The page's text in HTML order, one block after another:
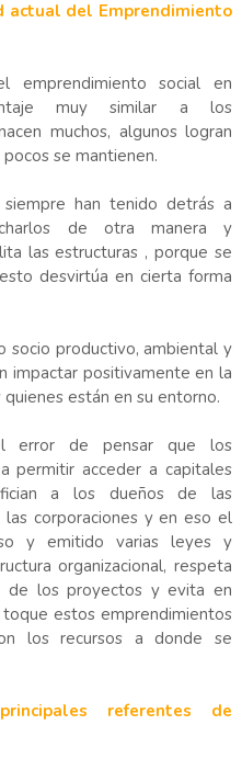
actual del Emprendimiento
emprendimiento social en
muy similar a los
muchos, algunos logran
se mantienen.
han tenido detrás a
de otra manera y
las estructuras , porque se
desvirtúa en cierta forma
socio productivo, ambiental y
impactar positivamente en la
están en su entorno.
error de pensar que los
permitir acceder a capitales
a los dueños de las
las corporaciones y en eso el
y emitido varias leyes y
organizacional, respeta
de los proyectos y evita en
estos emprendimientos
los recursos a donde se
referentes de